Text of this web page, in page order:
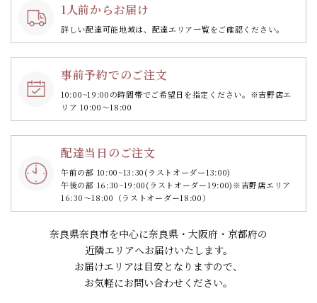
1人前からお届け
詳しい配達可能地域は、配達エリア一覧をご確認ください。
事前予約でのご注文
10:00~19:00の時間帯でご希望日を指定ください。 ※吉野店エ
リア 10:00～18:00
配達当日のご注文
午前の部 10:00~13:30(ラストオーダー13:00)
午後の部 16:30~19:00(ラストオーダー19:00)※吉野店エリア
16:30～18:00（ラストオーダー18:00）
奈良県奈良市を中心に奈良県・大阪府・京都府の
近隣エリアへお届けいたします。
お届けエリアは目安となりますので、
お気軽にお問い合わせください。